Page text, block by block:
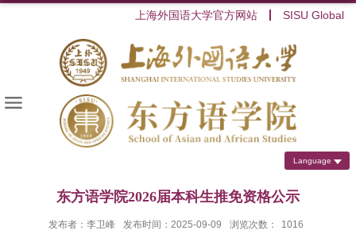
上海外国语大学官方网站 SISU Global
Language
东方语学院2026届本科生推免资格公示
发布者：李卫峰 发布时间：2025-09-09 浏览次数： 1016